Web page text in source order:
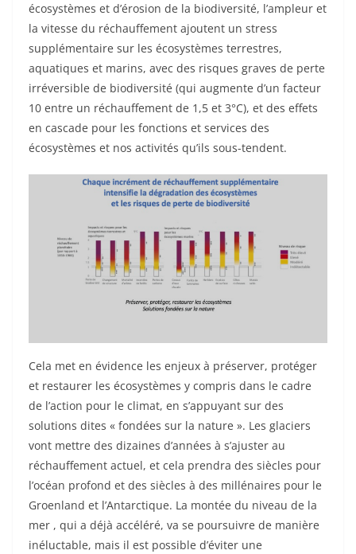
écosystèmes et d’érosion de la biodiversité, l’ampleur et
la vitesse du réchauffement ajoutent un stress
supplémentaire sur les écosystèmes terrestres,
aquatiques et marins, avec des risques graves de perte
irréversible de biodiversité (qui augmente d’un facteur
10 entre un réchauffement de 1,5 et 3°C), et des effets
en cascade pour les fonctions et services des
écosystèmes et nos activités qu’ils sous-tendent.
Cela met en évidence les enjeux à préserver, protéger
et restaurer les écosystèmes y compris dans le cadre
de l’action pour le climat, en s’appuyant sur des
solutions dites « fondées sur la nature ». Les glaciers
vont mettre des dizaines d’années à s’ajuster au
réchauffement actuel, et cela prendra des siècles pour
l’océan profond et des siècles à des millénaires pour le
Groenland et l’Antarctique. La montée du niveau de la
mer , qui a déjà accéléré, va se poursuivre de manière
inéluctable, mais il est possible d’éviter une